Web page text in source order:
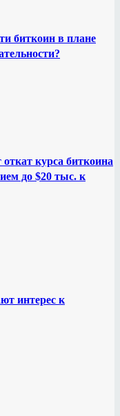
биткоин в плане
курса биткоина
до $20 тыс. к
интерес к